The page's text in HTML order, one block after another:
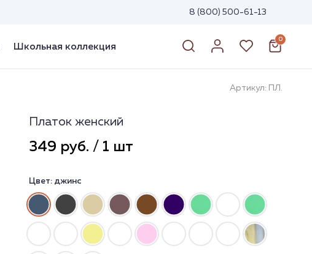
8 (800) 500-61-13
Школьная коллекция
0
Артикул: ПЛ.
Платок женский
349 руб. / 1 шт
Цвет: джинс